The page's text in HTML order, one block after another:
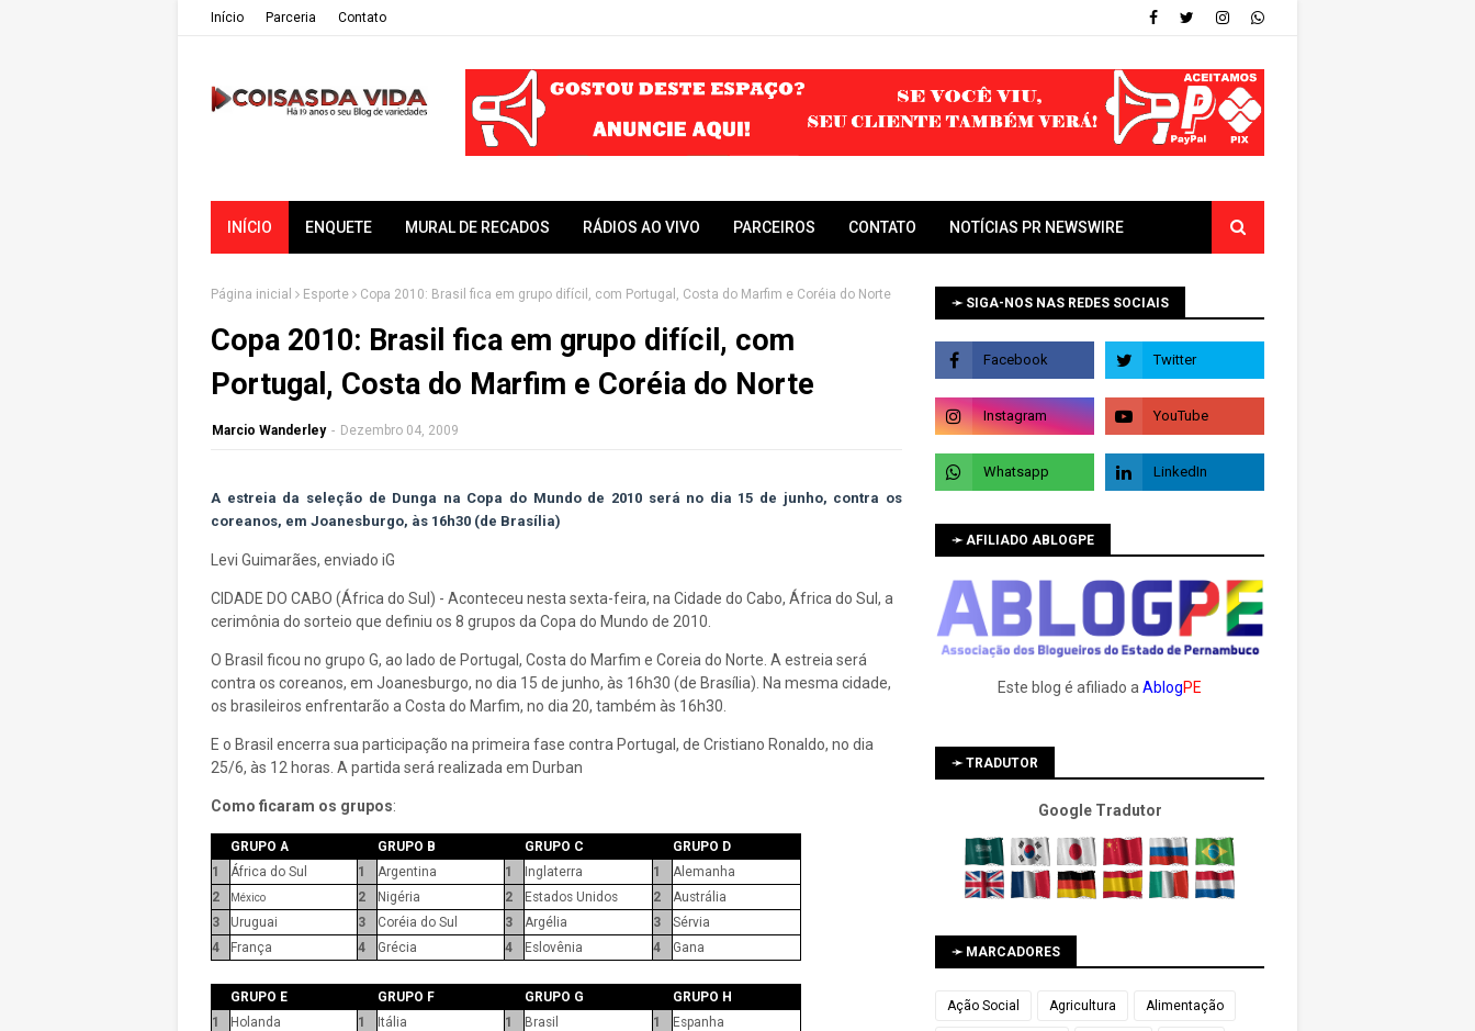
Iní­cio Parceria Contato
INÍCIO ENQUETE MURAL DE RECADOS RÁDIOS AO VIVO PARCEIROS CONTATO NOTÍCIAS PR NEWSWIRE
Página inicial Esporte Copa 2010: Brasil fica em grupo difícil, com Portugal, Costa do Marfim e Coréia do Norte
Copa 2010: Brasil fica em grupo difícil, com
Portugal, Costa do Marfim e Coréia do Norte
Marcio Wanderley - Dezembro 04, 2009
A estreia da seleção de Dunga na Copa do Mundo de 2010 será no dia 15 de junho, contra os
coreanos, em Joanesburgo, às 16h30 (de Brasília)
Levi Guimarães, enviado iG
CIDADE DO CABO (África do Sul) - Aconteceu nesta sexta-feira, na Cidade do Cabo, África do Sul, a
cerimônia do sorteio que definiu os 8 grupos da Copa do Mundo de 2010.
O Brasil ficou no grupo G, ao lado de Portugal, Costa do Marfim e Coreia do Norte. A estreia será
contra os coreanos, em Joanesburgo, no dia 15 de junho, às 16h30 (de Brasília). Na mesma cidade,
os brasileiros enfrentarão a Costa do Marfim, no dia 20, também às 16h30.
E o Brasil encerra sua participação na primeira fase contra Portugal, de Cristiano Ronaldo, no dia
25/6, às 12 horas. A partida será realizada em Durban
Como ficaram os grupos:
GRUPO A GRUPO B GRUPO C
GRUPO D
1
África do Sul 1 Argentina 1 Inglaterra 1
Alemanha
2
México 2 Nigéria 2 Estados Unidos 2
Austrália
3
Uruguai 3 Coréia do Sul 3 Argélia 3
Sérvia
4
França 4 Grécia 4 Eslovênia 4 Gana
GRUPO E GRUPO F GRUPO G
GRUPO H
1
Holanda 1 Itália 1 Brasil 1
Espanha
➛ SIGA-NOS NAS REDES SOCIAIS
➛ AFILIADO ABLOGPE
Este blog é afiliado a AblogPE
➛ TRADUTOR
Google Tradutor
➛ MARCADORES
Ação Social Agricultura Alimentação